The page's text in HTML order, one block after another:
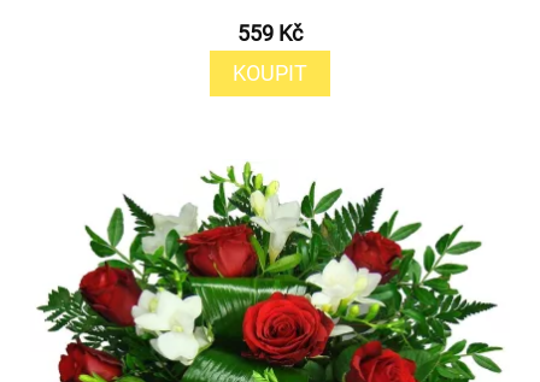
559 Kč
KOUPIT